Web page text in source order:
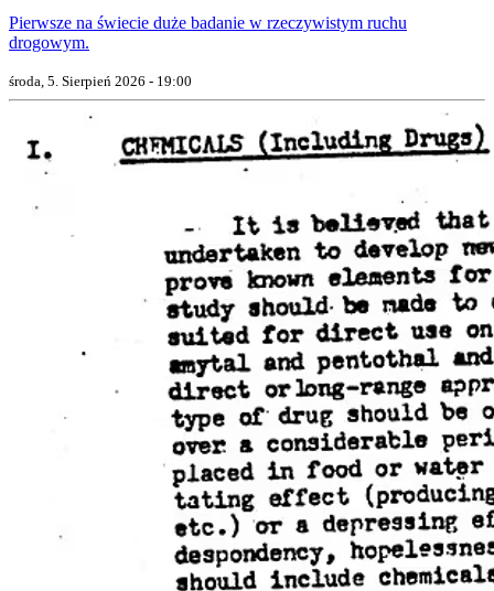
Pierwsze na świecie duże badanie w rzeczywistym ruchu
drogowym.
środa, 5. Sierpień 2026 - 19:00